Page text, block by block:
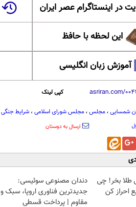
در اینستاگرام عصر ایران
این لحظه با حافظ
آموزش زبان انگلیسی
کپی لینک
شمسایی ، مجلس ، مجلس شورای اسلامی ، شرایط جنگی
ارسال به دوستان
طلا بخر! چی
احراز کن
دندان مصنوعی سوئیسی:
جدیدترین فناوری اروپا، سبک و
مقاوم | پرداخت قسطی